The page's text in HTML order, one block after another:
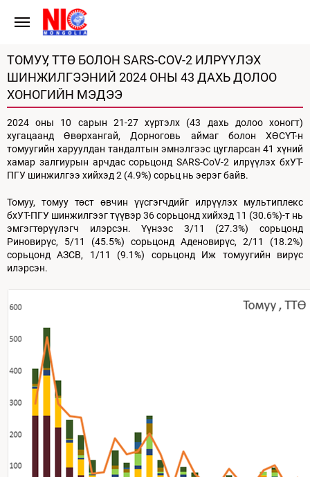
ТОМУУ, ТТӨ БОЛОН SARS-COV-2 ИЛРҮҮЛЭХ
ШИНЖИЛГЭЭНИЙ 2024 ОНЫ 43 ДАХЬ ДОЛОО
ХОНОГИЙН МЭДЭЭ
2024 оны 10 сарын 21-27 хүртэлх (43 дахь долоо хоногт)
хугацаанд Өвөрхангай, Дорноговь аймаг болон ХӨСҮТ-н
томуугийн харуулдан тандалтын эмнэлгээс цугларсан 41 хүний
хамар залгиурын арчдас сорьцонд SARS-CoV-2 илрүүлэх бхУТ-
ПГУ шинжилгээ хийхэд 2 (4.9%) сорьц нь эерэг байв.
Томуу, томуу төст өвчин үүсгэгчдийг илрүүлэх мультиплекс
бхУТ-ПГУ шинжилгээг түүвэр 36 сорьцонд хийхэд 11 (30.6%)-т нь
эмгэгтөрүүлэгч илэрсэн. Үүнээс 3/11 (27.3%) сорьцонд
Риновирүс, 5/11 (45.5%) сорьцонд Аденовирүс, 2/11 (18.2%)
сорьцонд АЗСВ, 1/11 (9.1%) сорьцонд Иж томуугийн вирүс
илэрсэн.